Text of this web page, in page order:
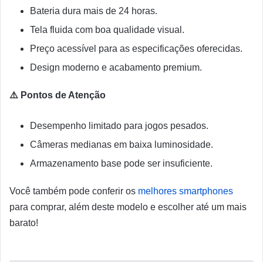
Bateria dura mais de 24 horas.
Tela fluida com boa qualidade visual.
Preço acessível para as especificações oferecidas.
Design moderno e acabamento premium.
⚠️ Pontos de Atenção
Desempenho limitado para jogos pesados.
Câmeras medianas em baixa luminosidade.
Armazenamento base pode ser insuficiente.
Você também pode conferir os melhores smartphones
para comprar, além deste modelo e escolher até um mais
barato!